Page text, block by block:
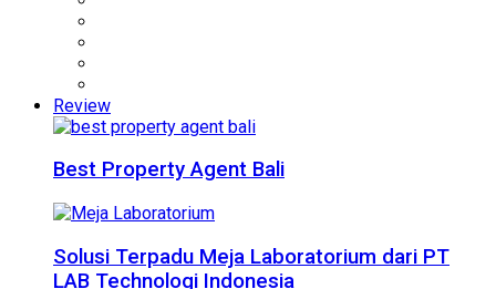
Review
Best Property Agent Bali
Solusi Terpadu Meja Laboratorium dari PT
LAB Technologi Indonesia